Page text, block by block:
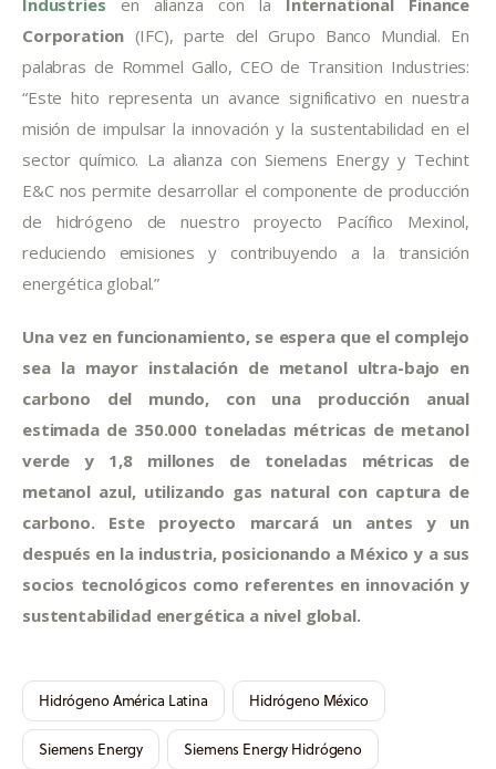
Industries en alianza con la
International Finance
Corporation (IFC), parte del Grupo Banco Mundial. En
palabras de Rommel Gallo, CEO de Transition Industries:
“Este hito representa un avance significativo en nuestra
misión de impulsar la innovación y la sustentabilidad en el
sector químico. La alianza con Siemens Energy y Techint
E&C nos permite desarrollar el componente de producción
de hidrógeno de nuestro proyecto Pacífico Mexinol,
reduciendo emisiones y contribuyendo a la transición
energética global.”
Una vez en funcionamiento, se espera que el complejo
sea la mayor instalación de metanol ultra-bajo en
carbono del mundo, con una producción anual
estimada de 350.000 toneladas métricas de metanol
verde y 1,8 millones de toneladas métricas de
metanol azul, utilizando gas natural con captura de
carbono. Este proyecto marcará un antes y un
después en la industria, posicionando a México y a sus
socios tecnológicos como referentes en innovación y
sustentabilidad energética a nivel global.
Hidrógeno América Latina Hidrógeno México
Siemens Energy Siemens Energy Hidrógeno